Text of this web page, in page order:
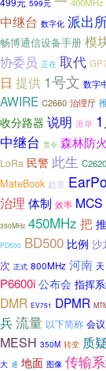
599元
中继台 数字化 派出
畅博通信设备手册 模
协委员 正在 取代
日 提供 1号文 数字
AWIRE C2660 治理厅
收分路器 说明 派单
中继台 责令 森林防火
LoRa 民警 此生 C2620
MateBook 赴京
治理 体制 效率 MCS
350MHz 450MHz 把
PD500 BD500 比例 沙
次 正式 800MHz 河南 天
P6600i 公布会 指挥
DMR EV751 DPMR
兵流量 以下简称 会议
MESH 350M 转变 质疑
大 通 地面 图像 传输